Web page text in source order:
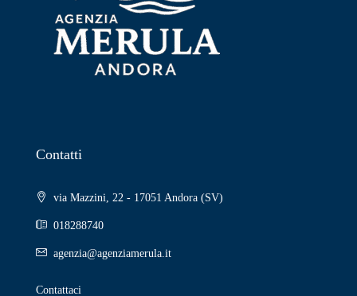
Contatti
via Mazzini, 22 - 17051 Andora (SV)
018288740
agenzia@agenziamerula.it
Contattaci